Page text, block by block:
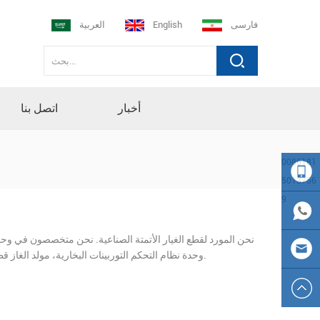
العربية English فارسی
اتصل بنا أخبار
نحن المورد لقطع الغيار الأتمتة الصناعية. نحن متخصصون في
0086181
5013756
9
008618
150137
569
0086
181501
sales23